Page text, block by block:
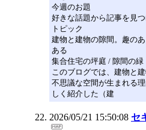
今週のお題
好きな話題から記事を見
トピック
建物と建物の隙間。趣の
ある
集合住宅の坪庭 / 隙間の緑
このブログでは、建物と
不思議な空間が生まれる
しく紹介した（建
2026/05/21 15:50:08 セ